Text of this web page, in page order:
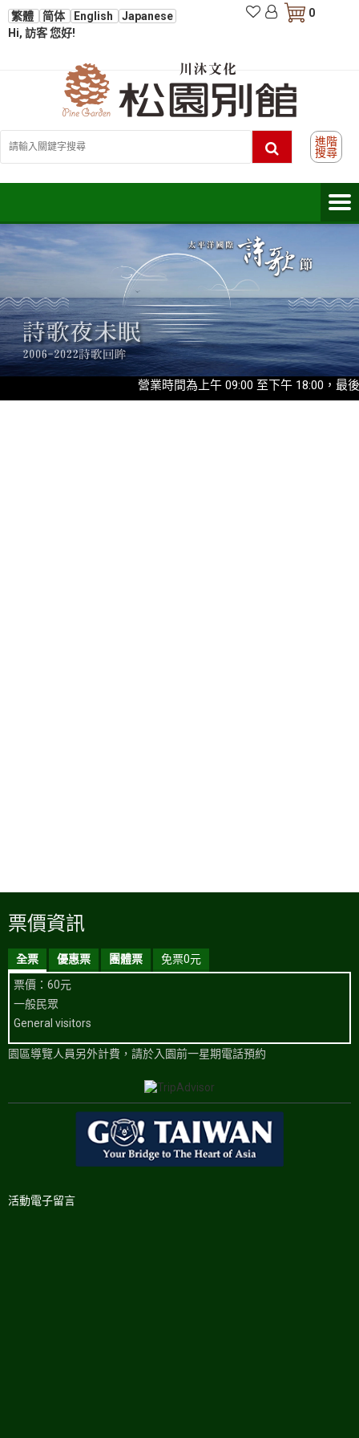
繁體 简体 English
Japanese
Hi, 訪客 您好!
0
進階
搜尋
營業時間為上午 09:00 至下午 18:00，最
票價資訊
全票 優惠票 團體票
免票0元
票價：60元
一般民眾
General visitors
園區導覽人員另外計費，請於入園前一星期電話預約
活動電子留言